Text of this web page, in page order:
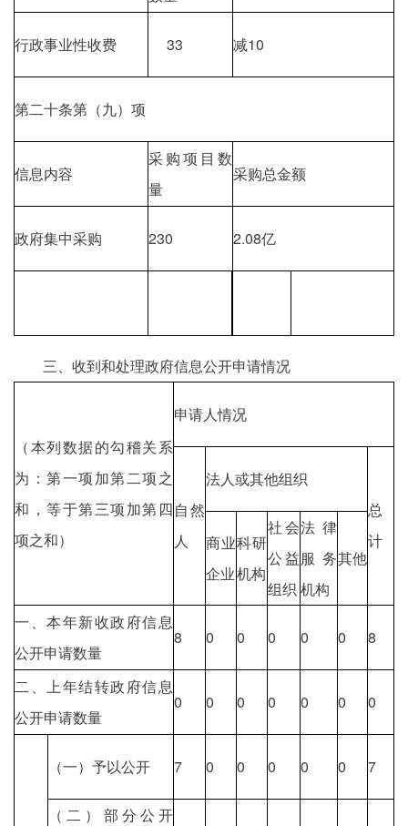
行政事业性收费 33 减10
第二十条第（九）项
信息内容
采购项目数
量
采购总金额
政府集中采购 230 2.08亿
三、收到和处理政府信息公开申请情况
（本列数据的勾稽关系
为：第一项加第二项之
和，等于第三项加第四
项之和）
申请人情况
自然
人
法人或其他组织
总
计
商业
企业
科研
机构
社会
公益
组织
法律
服务
机构
其他
一、本年新收政府信息
公开申请数量
8 0 0 0 0 0 8
二、上年结转政府信息
公开申请数量
0 0 0 0 0 0 0
（一）予以公开 7 0 0 0 0 0 7
（二）部分公开